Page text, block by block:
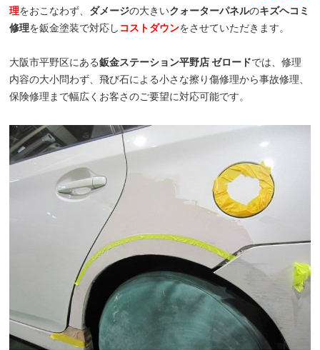
理をおこなわず、 ダメージの大きいクォーターパネルのキズヘコミ
修理を鈑金塗装で対応し コストダウンをさせていただきます。
大阪市平野区にある鈑金ステーション平野店 ゼロードでは、修理
内容の大小問わず、飛び石による小さな擦り傷修理から事故修理、
保険修理まで幅広くお客さのご要望に対応可能です。